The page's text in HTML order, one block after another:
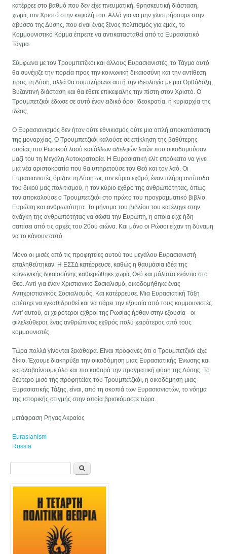
κατέρρεε στο βαθμό που δεν είχε πνευματική, θρησκευτική διάσταση,
χωρίς τον Χριστό στην κεφαλή του. Αλλά για να μην γλιστρήσουμε στην
άβυσσο της Δύσης, που είναι ένας ξένος πολιτισμός για εμάς, το
Κομμουνιστικό Κόμμα έπρεπε να αντικατασταθεί από το Ευρασιατικό
Τάγμα.
Σύμφωνα με τον Τρουμπετζκόι και άλλους Ευρασιανιστές, το Τάγμα αυτό
θα συνέχιζε την πορεία προς την κοινωνική δικαιοσύνη και την αντίθεση
προς τη Δύση, αλλά θα συμπλήρωνε αυτή την ιδεολογία με μια Ορθόδοξη,
Βυζαντινή διάσταση και θα έθετε επικεφαλής την πίστη στον Χριστό. Ο
Τρουμπετζκόι έδωσε σε αυτό έναν ειδικό όρο: Ιδεοκρατία, ή κυριαρχία της
ιδέας.
Ο Ευρασιανισμός δεν ήταν ούτε εθνικισμός ούτε μια απλή αποκατάσταση
της μοναρχίας. Ο Τρουμπετζκόι καλούσε σε επίκληση της βαθύτερης
ουσίας του Ρωσικού λαού και άλλων αδελφών λαών που οικοδομούσαν
μαζί του τη Μεγάλη Αυτοκρατορία. Η Ευρασιατική ελίτ επρόκειτο να γίνει
μια νέα αριστοκρατία που θα υπηρετούσε τον Θεό και τον λαό. Οι
Ευρασιανιστές όριζαν τη Δύση ως τον κύριο εχθρό, έναν πλήρη αντίποδα
του δικού μας πολιτισμού, ή τον κύριο εχθρό της ανθρωπότητας, όπως
τον αποκαλούσε ο Τρουμπετζκόι στο πρώτο του προγραμματικό βιβλίο,
Ευρώπη και ανθρωπότητα. Το μήνυμα του βιβλίου του κατέληγε στην
ανάγκη της ανθρωπότητας να σώσει την Ευρώπη, η οποία είχε ήδη
σαπίσει από τις αρχές του 20ού αιώνα. Και μόνο οι Ρώσοι είχαν τη δύναμη
να το κάνουν αυτό.
Μόνο οι μισές από τις προφητείες αυτού του μεγάλου Ευρασιανιστή
επαληθεύτηκαν. Η ΕΣΣΔ κατέρρευσε, καθώς η θαυμάσια ιδέα της
κοινωνικής δικαιοσύνης καθιερώθηκε χωρίς Θεό και μάλιστα ενάντια στο
Θεό. Αντί για έναν Χριστιανικό Σοσιαλισμό, οικοδομήθηκε ένας
Αντιχριστιανικός Σοσιαλισμός. Και κατέρρευσε. Μια Ευρασιατική Τάξη
απέτυχε να εγκαθιδρυθεί και να πάρει την εξουσία από τους κομμουνιστές.
Αντ' αυτού, οι χειρότεροι εχθροί της Ρωσίας ήρθαν στην εξουσία - οι
φιλελεύθεροι, ένας ανθρώπινος εχθρός πολύ χειρότερος από τους
κομμουνιστές.
Τώρα πολλά γίνονται ξεκάθαρα. Είναι προφανές ότι ο Τρουμπετζκόι είχε
δίκιο. Έχουμε διακηρύξει την οικοδόμηση μιας Ευρασιατικής Ένωσης και
καταλαβαίνουμε όλο και πιο καθαρά την πραγματική φύση της Δύσης. Το
δεύτερο μισό της προφητείας του Τρουμπετζκόι, η οικοδόμηση μιας
Ευρασιατικής Τάξης, είναι, από τη σκοπιά των Ευρασιανιστών, το νόημα
της ιστορικής στιγμής στην οποία βρισκόμαστε τώρα.
μετάφραση Ρήγας Ακραίος
Eurasianism
Russia
Φόρμα αναζήτησης
Αναζήτηση